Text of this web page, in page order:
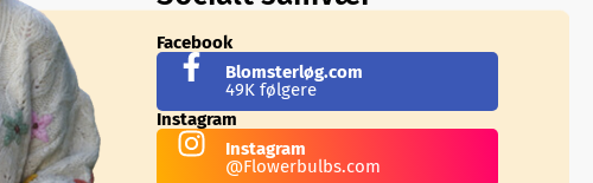
Facebook
Blomsterløg.com
49K følgere
Instagram
Instagram
@Flowerbulbs.com